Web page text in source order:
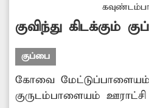
கட்டுப்படுத்த
வேண்டும்.
குவிந்து கிடக்கும்
குப்பை
கோவை
குருடம்பாளையம் ஊராட்சி